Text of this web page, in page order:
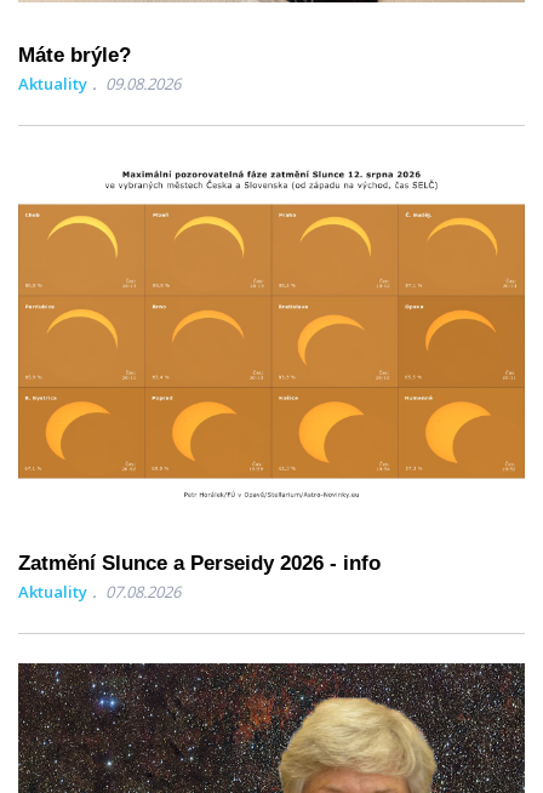
Máte brýle?
Aktuality 09.08.2026
Zatmění Slunce a Perseidy 2026 - info
Aktuality 07.08.2026